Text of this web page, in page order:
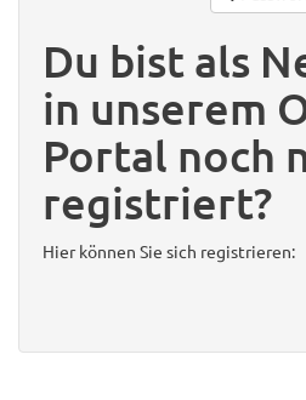
Du bist als
in unserem
Portal noch
registriert?
Hier können Sie sich registrieren: